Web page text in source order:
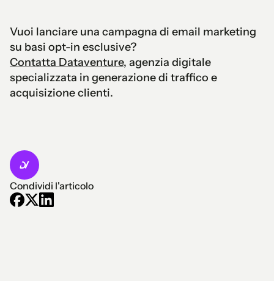
Vuoi lanciare una campagna di email marketing
su basi opt-in esclusive?
Contatta Dataventure, agenzia digitale
specializzata in generazione di traffico e
acquisizione clienti.
Condividi l'articolo